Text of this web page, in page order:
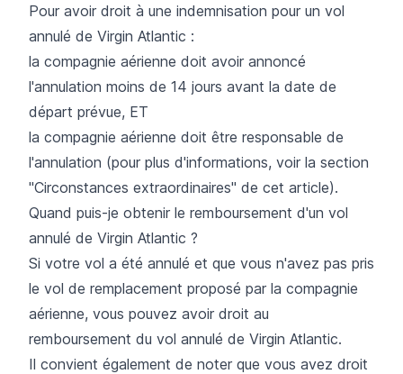
Pour avoir droit à une indemnisation pour un vol
annulé de Virgin Atlantic :
la compagnie aérienne doit avoir annoncé
l'annulation moins de 14 jours avant la date de
départ prévue, ET
la compagnie aérienne doit être responsable de
l'annulation (pour plus d'informations, voir la section
"Circonstances extraordinaires" de cet article).
Quand puis-je obtenir le remboursement d'un vol
annulé de Virgin Atlantic ?
Si votre vol a été annulé et que vous n'avez pas pris
le vol de remplacement proposé par la compagnie
aérienne, vous pouvez avoir droit au
remboursement du vol annulé de Virgin Atlantic.
Il convient également de noter que vous avez droit